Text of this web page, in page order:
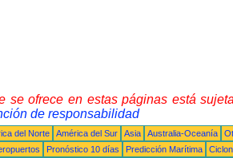
se ofrece en estas páginas está
de responsabilidad
del Norte América del Sur Asia Australia-Oceanía
Pronóstico 10 días Predicción Marítima